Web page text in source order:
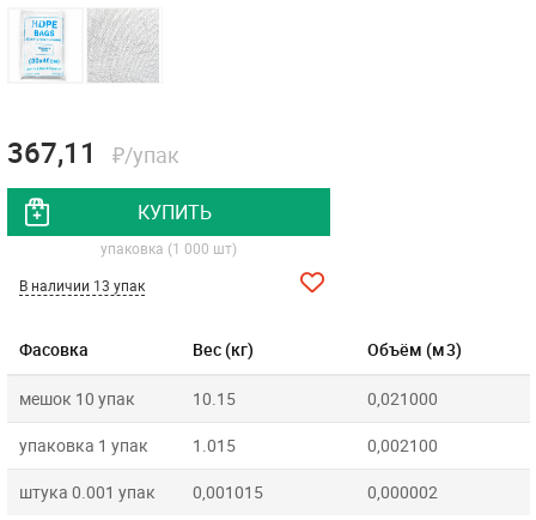
Фасовка Вес (кг) Объём (м3)
мешок 10 упак 10.15 0,021000
упаковка 1 упак 1.015 0,002100
штука 0.001 упак 0,001015 0,000002
367,11 ₽/упак
КУПИТЬ
упаковка (1 000 шт)
В наличии 13 упак